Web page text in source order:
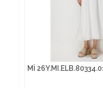
Mİ